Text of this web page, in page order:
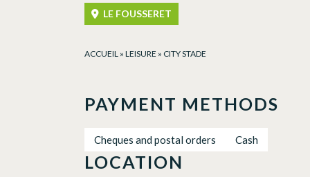
LE FOUSSERET
ACCUEIL » LEISURE » CITY STADE
PAYMENT METHODS
Cheques and postal orders Cash
LOCATION